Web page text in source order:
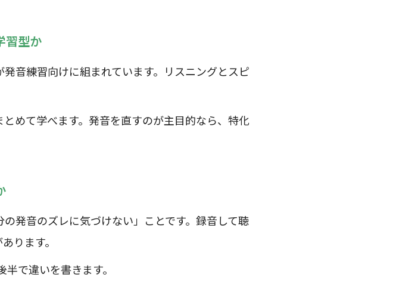
習型か
音練習向けに組まれています。リスニングとスピ
めて学べます。発音を直すのが主目的なら、特化
発音のズレに気づけない」ことです。録音して聴
ります。
で違いを書きます。